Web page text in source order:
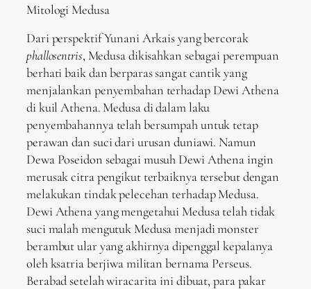
Mitologi Medusa
Dari perspektif Yunani Arkais yang bercorak
phallosentris, Medusa dikisahkan sebagai perempuan
berhati baik dan berparas sangat cantik yang
menjalankan penyembahan terhadap Dewi Athena
di kuil Athena. Medusa di dalam laku
penyembahannya telah bersumpah untuk tetap
perawan dan suci dari urusan duniawi. Namun
Dewa Poseidon sebagai musuh Dewi Athena ingin
merusak citra pengikut terbaiknya tersebut dengan
melakukan tindak pelecehan terhadap Medusa.
Dewi Athena yang mengetahui Medusa telah tidak
suci malah mengutuk Medusa menjadi monster
berambut ular yang akhirnya dipenggal kepalanya
oleh ksatria berjiwa militan bernama Perseus.
Berabad setelah wiracarita ini dibuat, para pakar